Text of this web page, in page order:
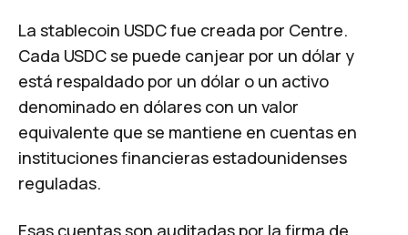
La stablecoin USDC fue creada por Centre.
Cada USDC se puede canjear por un dólar y
está respaldado por un dólar o un activo
denominado en dólares con un valor
equivalente que se mantiene en cuentas en
instituciones financieras estadounidenses
reguladas.
Esas cuentas son auditadas por la firma de